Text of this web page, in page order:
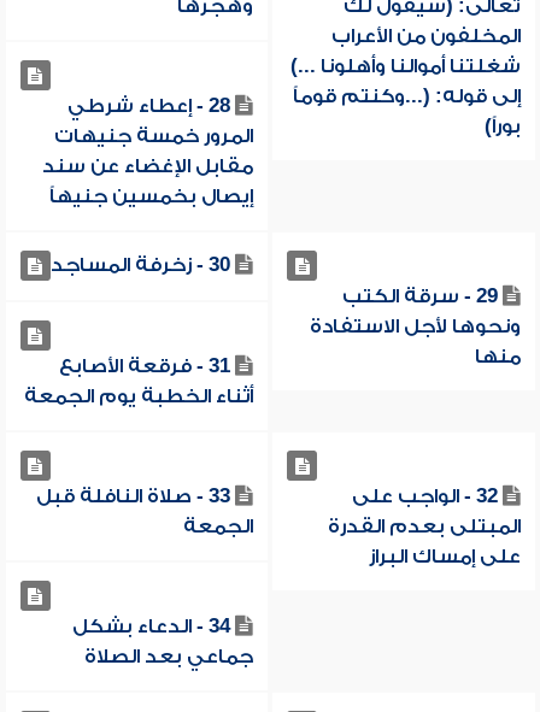
تعالى: (سيقول لك
المخلفون من الأعراب
شغلتنا أموالنا وأهلونا ...)
إلى قوله: (...وكنتم قوماً
بوراً)
وهجرها
28 - إعطاء شرطي
المرور خمسة جنيهات
مقابل الإغضاء عن سند
إيصال بخمسين جنيهاً
29 - سرقة الكتب
ونحوها لأجل الاستفادة
منها
30 - زخرفة المساجد
31 - فرقعة الأصابع
أثناء الخطبة يوم الجمعة
32 - الواجب على
المبتلى بعدم القدرة
على إمساك البراز
33 - صلاة النافلة قبل
الجمعة
34 - الدعاء بشكل
جماعي بعد الصلاة